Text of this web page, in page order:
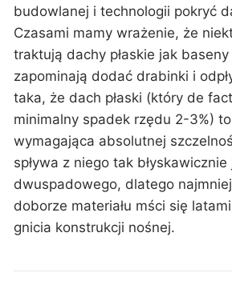
budowlanej i technologii pokryć
Czasami mamy wrażenie, że
traktują dachy płaskie jak
zapominają dodać drabinki i
taka, że dach płaski (który de
minimalny spadek rzędu 2-3%)
wymagająca absolutnej
spływa z niego tak
dwuspadowego, dlatego
doborze materiału mści się
gnicia konstrukcji nośnej.